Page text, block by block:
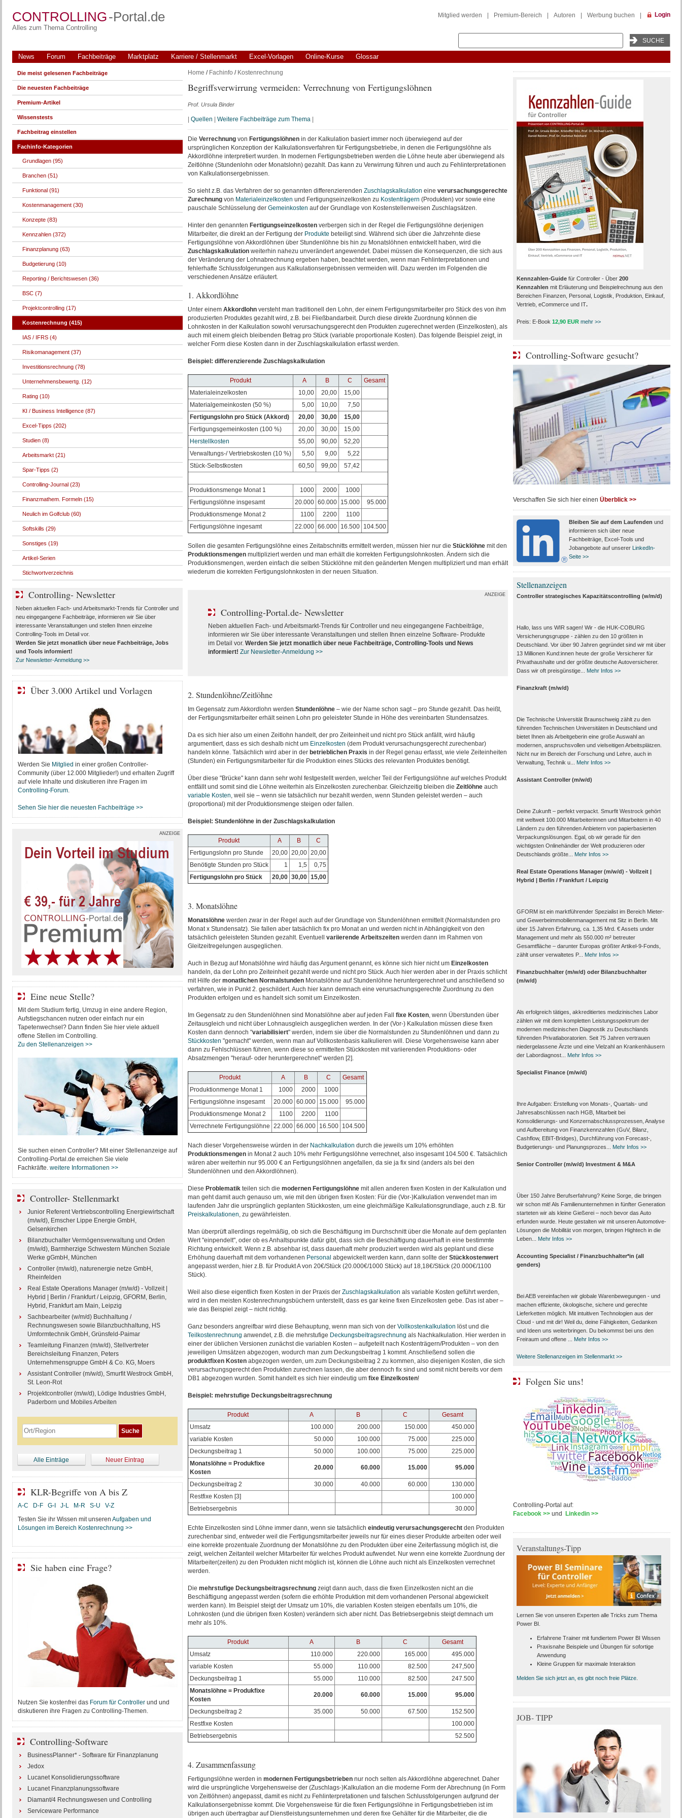
CONTROLLING-Portal.de
Alles zum Thema Controlling
Mitglied werden Premium-Bereich Autoren Werbung buchen Login
News Forum Fachbeiträge Marktplatz Karriere / Stellenmarkt Excel-Vorlagen Online-Kurse Glossar
Home / Fachinfo / Kostenrechnung
Begriffsverwirrung vermeiden: Verrechnung von Fertigungslöhnen
Prof. Ursula Binder
Quellen Weitere Fachbeiträge zum Thema
Die Verrechnungvon Fertigungslöhnenin der Kalkulation basiert immer noch überwiegend auf der
ursprünglichen Konzeption der Kalkulationsverfahren für Fertigungsbetriebe, in denen die Fertigungslöhne als
Akkordlöhne interpretiert wurden. In modernen Fertigungsbetrieben werden die Löhne heute aber überwiegend als
Zeitlöhne (Stundenlohn oder Monatslohn) gezahlt. Das kann zu Verwirrung führen und auch zu Fehlinterpretationen
von Kalkulationsergebnissen.
So sieht z.B. das Verfahren der so genannten differenzierenden Zuschlagskalkulation eine verursachungsgerechte
Zurechnungvon Materialeinzelkosten und Fertigungseinzelkosten zu Kostenträgern (Produkten) vor sowie eine
pauschale Schlüsselung der Gemeinkosten auf der Grundlage von Kostenstellenweisen Zuschlagsätzen.
Hinter den genannten Fertigungseinzelkostenverbergen sich in der Regel die Fertigungslöhne derjenigen
Mitarbeiter, die direkt an der Fertigung der Produkte beteiligt sind. Während sich über die Jahrzehnte diese
Fertigungslöhne von Akkordlöhnen über Stundenlöhne bis hin zu Monatslöhnen entwickelt haben, wird die
Zuschlagskalkulationweiterhin nahezu unverändert angewendet. Dabei müssen die Konsequenzen, die sich aus
der Veränderung der Lohnabrechnung ergeben haben, beachtet werden, wenn man Fehlinterpretationen und
fehlerhafte Schlussfolgerungen aus Kalkulationsergebnissen vermeiden will. Dazu werden im Folgenden die
verschiedenen Ansätze erläutert.
1. Akkordlöhne
Unter einem Akkordlohnversteht man traditionell den Lohn, der einem Fertigungsmitarbeiter pro Stück des von ihm
produzierten Produktes gezahlt wird, z.B. bei Fließbandarbeit. Durch diese direkte Zuordnung können die
Lohnkosten in der Kalkulation sowohl verursachungsgerecht den Produkten zugerechnet werden (Einzelkosten), als
auch mit einem gleich bleibenden Betrag pro Stück (variable proportionale Kosten). Das folgende Beispiel zeigt, in
welcher Form diese Kosten dann in der Zuschlagskalkulation erfasst werden.
Beispiel: differenzierende Zuschlagskalkulation
Produkt A B C
Gesamt
Materialeinzelkosten
10,00 20,00
15,00
Materialgemeinkosten (50 %)
5,00 10,00
7,50
Fertigungslohn pro Stück (Akkord)
20,00 30,00
15,00
Fertigungsgemeinkosten (100 %)
20,00 30,00
15,00
Herstellkosten
55,00 90,00
52,20
Verwaltungs-/ Vertriebskosten (10 %)
5,50 9,00
5,22
Stück-Selbstkosten
60,50 99,00 57,42
Produktionsmenge Monat 1 1000 2000
1000
Fertigungslöhne insgesamt
20.000 60.000 15.000
95.000
Produktionsmenge Monat 2
1100 2200
1100
Fertigungslöhne ingesamt
22.000 66.000 16.500 104.500
Sollen die gesamten Fertigungslöhne eines Zeitabschnitts ermittelt werden, müssen hier nur die Stücklöhnemit den
Produktionsmengenmultipliziert werden und man erhält die korrekten Fertigungslohnkosten. Ändern sich die
Produktionsmengen, werden einfach die selben Stücklöhne mit den geänderten Mengen multipliziert und man erhält
wiederum die korrekten Fertigungslohnkosten in der neuen Situation.
ANZEIGE
Controlling-Portal.de- Newsletter
Neben aktuellen Fach- und Arbeitsmarkt-Trends für Controller und neu eingegangene Fachbeiträge,
informieren wir Sie über interessante Veranstaltungen und stellen Ihnen einzelne Software- Produkte
im Detail vor. Werden Sie jetzt monatlich über neue Fachbeiträge, Controlling-Tools und News
informiert! Zur Newsletter-Anmeldung >>
2. Stundenlöhne/Zeitlöhne
Im Gegensatz zum Akkordlohn werden Stundenlöhne– wie der Name schon sagt – pro Stunde gezahlt. Das heißt,
der Fertigungsmitarbeiter erhält seinen Lohn pro geleisteter Stunde in Höhe des vereinbarten Stundensatzes.
Da es sich hier also um einen Zeitlohn handelt, der pro Zeiteinheit und nicht pro Stück anfällt, wird häufig
argumentiert, dass es sich deshalb nicht um Einzelkosten (dem Produkt verursachungsgerecht zurechenbar)
handeln könne. Tatsächlich wird aber in der betrieblichen Praxis in der Regel genau erfasst, wie viele Zeiteinheiten
(Stunden) ein Fertigungsmitarbeiter für die Produktion eines Stücks des relevanten Produktes benötigt.
Über diese "Brücke" kann dann sehr wohl festgestellt werden, welcher Teil der Fertigungslöhne auf welches Produkt
entfällt und somit sind die Löhne weiterhin als Einzelkosten zurechenbar. Gleichzeitig bleiben die Zeitlöhneauch
variable Kosten, weil sie – wenn sie tatsächlich nur bezahlt werden, wenn Stunden geleistet werden – auch
(proportional) mit der Produktionsmenge steigen oder fallen.
Beispiel: Stundenlöhne in der Zuschlagskalkulation
Produkt A B
C
Fertigungslohn pro Stunde
20,00 20,00 20,00
Benötigte Stunden pro Stück
1 1,5
0,75
Fertigungslohn pro Stück
20,00 30,00 15,00
3. Monatslöhne
Monatslöhnewerden zwar in der Regel auch auf der Grundlage von Stundenlöhnen ermittelt (Normalstunden pro
Monat x Stundensatz). Sie fallen aber tatsächlich fix pro Monat an und werden nicht in Abhängigkeit von den
tatsächlich geleisteten Stunden gezahlt. Eventuell variierende Arbeitszeitenwerden dann im Rahmen von
Gleitzeitregelungen ausgeglichen.
Auch in Bezug auf Monatslöhne wird häufig das Argument genannt, es könne sich hier nicht um Einzelkosten
handeln, da der Lohn pro Zeiteinheit gezahlt werde und nicht pro Stück. Auch hier werden aber in der Praxis schlicht
mit Hilfe der monatlichen NormalstundenMonatslöhne auf Stundenlöhne heruntergerechnet und anschließend so
verfahren, wie in Punkt 2. geschildert. Auch hier kann demnach eine verursachungsgerechte Zuordnung zu den
Produkten erfolgen und es handelt sich somit um Einzelkosten.
Im Gegensatz zu den Stundenlöhnen sind Monatslöhne aber auf jeden Fall fixe Kosten, wenn Überstunden über
Zeitausgleich und nicht über Lohnausgleich ausgeglichen werden. In der (Vor-) Kalkulation müssen diese fixen
Kosten dann dennoch "variabilisiert" werden, indem sie über die Normalstunden zu Stundenlöhnen und dann zu
Stückkosten "gemacht" werden, wenn man auf Vollkostenbasis kalkulieren will. Diese Vorgehensweise kann aber
dann zu Fehlschlüssen führen, wenn diese so ermittelten Stückkosten mit variierenden Produktions- oder
Absatzmengen "herauf- oder heruntergerechnet" werden [2].
Produkt A B C
Gesamt
Produktionmenge Monat 1
1000 2000
1000
Fertigungslöhne insgesamt
20.000 60.000 15.000
95.000
Produktionsmenge Monat 2
1100 2200
1100
Verrechnete Fertigungslöhne 22.000 66.000 16.500 104.500
Nach dieser Vorgehensweise würden in der Nachkalkulation durch die jeweils um 10% erhöhten
Produktionsmengenin Monat 2 auch 10% mehr Fertigungslöhne verrechnet, also insgesamt 104.500 €. Tatsächlich
wären aber weiterhin nur 95.000 € an Fertigungslöhnen angefallen, da sie ja fix sind (anders als bei den
Stundenlöhnen und den Akkordlöhnen).
Diese Problematikteilen sich die modernen Fertigungslöhnemit allen anderen fixen Kosten in der Kalkulation und
man geht damit auch genauso um, wie mit den übrigen fixen Kosten: Für die (Vor-)Kalkulation verwendet man im
laufenden Jahr die ursprünglich geplanten Stückkosten, um eine gleichmäßige Kalkulationsgrundlage, auch z.B. für
Preiskalkulationen, zu gewährleisten.
Man überprüft allerdings regelmäßig, ob sich die Beschäftigung im Durchschnitt über die Monate auf dem geplanten
Wert "einpendelt", oder ob es Anhaltspunkte dafür gibt, dass sich die Beschäftigung dauerhaft in eine bestimmte
Richtung entwickelt. Wenn z.B. absehbar ist, dass dauerhaft mehr produziert werden wird als geplant und diese
Erhöhung dauerhaft mit dem vorhandenen Personal abgewickelt werden kann, dann sollte der Stückkostenwert
angepasst werden, hier z.B. für Produkt A von 20€/Stück (20.000€/1000 Stück) auf 18,18€/Stück (20.000€/1100
Stück).
Weil also diese eigentlich fixen Kosten in der Praxis der Zuschlagskalkulation als variable Kosten geführt werden,
wird in den meisten Kostenrechnungsbüchern unterstellt, dass es gar keine fixen Einzelkosten gebe. Das ist aber –
wie das Beispiel zeigt – nicht richtig.
Ganz besonders angreifbar wird diese Behauptung, wenn man sich von der Vollkostenkalkulation löst und die
Teilkostenrechnung anwendet, z.B. die mehrstufige Deckungsbeitragsrechnung als Nachkalkulation. Hier werden in
einer der üblichen Versionen zunächst die variablen Kosten – aufgeteilt nach Kostenträgern/Produkten – von den
jeweiligen Umsätzen abgezogen, wodurch man zum Deckungsbeitrag 1 kommt. Anschließend sollen die
produktfixen Kostenabgezogen werden, um zum Deckungsbeitrag 2 zu kommen, also diejenigen Kosten, die sich
verursachungsgerecht den Produkten zurechnen lassen, die aber dennoch fix sind und somit nicht bereits vor dem
DB1 abgezogen wurden. Somit handelt es sich hier eindeutig um fixe Einzelkosten!
Beispiel: mehrstufige Deckungsbeitragsrechnung
Produkt A B C
Gesamt
Umsatz
100.000 200.000 150.000
450.000
variable Kosten
50.000 100.000 75.000
225.000
Deckungsbeitrag 1
50.000 100.000 75.000
225.000
Monatslöhne = Produkfixe
Kosten
20.000 60.000 15.000 95.000
Deckungsbeitrag 2 30.000 40.000 60.000
130.000
Restfixe Kosten [3]
100.000
Betriebsergebnis
30.000
Echte Einzelkosten sind Löhne immer dann, wenn sie tatsächlich eindeutig verursachungsgerechtden Produkten
zurechenbar sind, entweder weil die Fertigungsmitarbeiter jeweils nur für eines dieser Produkte arbeiten oder weil
eine korrekte prozentuale Zuordnung der Monatslöhne zu den Produkten über eine Zeiterfassung möglich ist, die
zeigt, welchen Zeitanteil welcher Mitarbeiter für welches Produkt aufwendet. Nur wenn eine korrekte Zuordnung der
Mitarbeiter(zeiten) zu den Produkten nicht möglich ist, können die Löhne auch nicht als Einzelkosten verrechnet
werden.
Die mehrstufige Deckungsbeitragsrechnungzeigt dann auch, dass die fixen Einzelkosten nicht an die
Beschäftigung angepasst werden (sofern die erhöhte Produktion mit dem vorhandenen Personal abgewickelt
werden kann). Im Beispiel steigt der Umsatz um 10%, die variablen Kosten steigen ebenfalls um 10%, die
Lohnkosten (und die übrigen fixen Kosten) verändern sich aber nicht. Das Betriebsergebnis steigt demnach um
mehr als 10%.
Produkt A B C
Gesamt
Umsatz
110.000 220.000 165.000
495.000
variable Kosten
55.000 110.000 82.500
247,500
Deckungsbeitrag 1
55.000 110.000 82.500
247.500
Monatslöhne = Produkfixe
Kosten
20.000 60.000 15.000 95.000
Deckungsbeitrag 2 35.000 50.000 67.500
152.500
Restfixe Kosten
100.000
Betriebsergebnis
52.500
4. Zusammenfassung
Fertigungslöhne werden in modernen Fertigungsbetriebennur noch selten als Akkordlöhne abgerechnet. Daher
wird die ursprüngliche Vorgehensweise der (Zuschlags-)Kalkulation an die moderne Form der Abrechnung (in Form
von Zeitlöhnen) angepasst, damit es nicht zu Fehlinterpretationen und falschen Schlussfolgerungen aufgrund der
Kalkulationsergebnisse kommt. Die Vorgehensweise für die fixen Fertigungslöhne in Fertigungsbetrieben ist im
übrigen auch übertragbar auf Dienstleistungsunternehmen und deren fixe Gehälter für die Mitarbeiter, die die
Die meist gelesenen Fachbeiträge
Die neuesten Fachbeiträge
Premium-Artikel
Wissenstests
Fachbeitrag einstellen
Fachinfo-Kategorien
Grundlagen (95)
Branchen (51)
Funktional (91)
Kostenmanagement (30)
Konzepte (83)
Kennzahlen (372)
Finanzplanung (63)
Budgetierung (10)
Reporting / Berichtswesen (36)
BSC (7)
Projektcontrolling (17)
Kostenrechnung (415)
IAS / IFRS (4)
Risikomanagement (37)
Investitionsrechnung (78)
Unternehmensbewertg. (12)
Rating (10)
KI / Business Intelligence (87)
Excel-Tipps (202)
Studien (8)
Arbeitsmarkt (21)
Spar-Tipps (2)
Controlling-Journal (23)
Finanzmathem. Formeln (15)
Neulich im Golfclub (60)
Softskills (29)
Sonstiges (19)
Artikel-Serien
Stichwortverzeichnis
Controlling- Newsletter
Neben aktuellen Fach- und Arbeitsmarkt-Trends für Controller und
neu eingegangene Fachbeiträge, informieren wir Sie über
interessante Veranstaltungen und stellen Ihnen einzelne
Controlling-Tools im Detail vor.
Werden Sie jetzt monatlich über neue Fachbeiträge, Jobs
und Toolsinformiert!
Zur Newsletter-Anmeldung >>
Über 3.000 Artikel und Vorlagen
Werden Sie Mitglied in einer großen Controller-
Community (über 12.000 Mitglieder!) und erhalten Zugriff
auf viele Inhalte und diskutieren ihre Fragen im
Controlling-Forum.
Sehen Sie hier die neuesten Fachbeiträge >>
ANZEIGE
Eine neue Stelle?
Mit dem Studium fertig, Umzug in eine andere Region,
Aufstiegschancen nutzen oder einfach nur ein
Tapetenwechsel? Dann finden Sie hier viele aktuell
offene Stellen im Controlling.
Zu den Stellenanzeigen >>
Sie suchen einen Controller? Mit einer Stellenanzeige auf
Controlling-Portal.de erreichen Sie viele
Fachkräfte. weitere Informationen >>
Controller- Stellenmarkt
Junior Referent Vertriebscontrolling Energiewirtschaft
(m/w/d), Emscher Lippe Energie GmbH,
Gelsenkirchen
Bilanzbuchalter Vermögensverwaltung und Orden
(m/w/d), Barmherzige Schwestern München Soziale
Werke gGmbH, München
Controller (m/w/d), naturenergie netze GmbH,
Rheinfelden
Real Estate Operations Manager (m/w/d) - Vollzeit |
Hybrid | Berlin / Frankfurt / Leipzig, GFORM, Berlin,
Hybrid, Frankfurt am Main, Leipzig
Sachbearbeiter (w/m/d) Buchhaltung /
Rechnungswesen sowie Bilanzbuchhaltung, HS
Umformtechnik GmbH, Grünsfeld-Paimar
Teamleitung Finanzen (m/w/d), Stellvertreter
Bereichsleitung Finanzen, Peters
Unternehmensgruppe GmbH & Co. KG, Moers
Assistant Controller (m/w/d), Smurfit Westrock GmbH,
St. Leon-Rot
Projektcontroller (m/w/d), Lödige Industries GmbH,
Paderborn und Mobiles Arbeiten
Alle Einträge Neuer Eintrag
KLR-Begriffe von A bis Z
A-C D-F G-I J-L M-R S-U
V-Z
Testen Sie ihr Wissen mit unseren Aufgaben und
Lösungen im Bereich Kostenrechnung >>
Sie haben eine Frage?
Nutzen Sie kostenfrei das Forum für Controllerund und
diskutieren ihre Fragen zu Controlling-Themen.
Controlling-Software
BusinessPlanner* - Software für Finanzplanung
Jedox
Lucanet Konsolidierungssoftware
Lucanet Finanzplanungssoftware
Diamant/4 Rechnungswesen und Controlling
Serviceware Performance
Kennzahlen-Guidefür Controller - Über 200
Kennzahlen mit Erläuterung und Beispielrechnung aus den
Bereichen Finanzen, Personal, Logistik, Produktion, Einkauf,
Vertrieb, eCommerce und IT.
Preis: E-Book 12,90 EUR mehr >>
Controlling-Software gesucht?
Verschaffen Sie sich hier einen Überblick >>
Bleiben Sie auf dem Laufenden und
informieren sich über neue
Fachbeiträge, Excel-Tools und
Jobangebote auf unserer LinkedIn-
Seite >>
Stellenanzeigen
Controller strategisches Kapazitätscontrolling (w/m/d)
Hallo, lass uns WIR sagen! Wir - die HUK-COBURG
Versicherungsgruppe - zählen zu den 10 größten in
Deutschland. Vor über 90 Jahren gegründet sind wir mit über
13 Millionen Kund:innen heute der große Versicherer für
Privathaushalte und der größte deutsche Autoversicherer.
Dass wir oft preisgünstige...
Mehr Infos >>
Finanzkraft (m/w/d)
Die Technische Universität Braunschweig zählt zu den
führenden Technischen Universitäten in Deutschland und
bietet Ihnen als Arbeit­geberin eine große Auswahl an
modernen, anspruchsvollen und vielseitigen Arbeits­plätzen.
Nicht nur im Bereich der Forschung und Lehre, auch in
Verwaltung, Technik u...
Mehr Infos >>
Assistant Controller (m/w/d)
Deine Zukunft – perfekt verpackt. Smurfit Westrock gehört
mit weltweit 100.000 Mitarbeiter­innen und Mitarbeitern in 40
Ländern zu den führenden Anbietern von papier­basierten
Verpackungs­lösungen. Egal, ob wir gerade für den
wichtigsten Onlinehändler der Welt produzieren oder
Deutschlands größte...
Mehr Infos >>
Real Estate Operations Manager (m/w/d) - Vollzeit |
Hybrid | Berlin / Frankfurt / Leipzig
GFORM ist ein marktführender Spezialist im Bereich Mieter-
und Gewerbeimmobilienmanagement mit Sitz in Berlin. Mit
über 15 Jahren Erfahrung, ca. 1,35 Mrd. € Assets under
Management und mehr als 550.000 m² betreuter
Gesamtfläche – darunter Europas größter Artikel-9-Fonds,
zählt unser verwaltetes P...
Mehr Infos >>
Finanzbuchhalter (m/w/d) oder Bilanzbuchhalter
(m/w/d)
Als erfolgreich tätiges, akkreditiertes medizinisches Labor
zählen wir mit dem kompletten Leistungs­spektrum der
modernen medizinischen Diagnostik zu Deutschlands
führenden Privat­laboratorien. Seit 75 Jahren vertrauen
nieder­gelassene Ärzte und eine Vielzahl an Kranken­häusern
der Labor­diagnost...
Mehr Infos >>
Specialist Finance (m/w/d)
Ihre Aufgaben: Erstellung von Monats‑, Quartals‑ und
Jahresabschlüssen nach HGB, Mitarbeit bei
Konsolidierungs‑ und Konzernabschlussprozessen, Analyse
und Aufbereitung von Finanzkennzahlen (GuV, Bilanz,
Cashflow, EBIT-Bridges), Durchführung von Forecast‑,
Budgetierungs‑ und Planungsprozes...
Mehr Infos >>
Senior Controller (m/w/d) Investment & M&A
Über 150 Jahre Berufserfahrung? Keine Sorge, die bringen
wir schon mit! Als Familienunternehmen in fünfter Generation
starteten wir als kleine Gießerei – noch bevor das Auto
erfunden wurde. Heute gestalten wir mit unseren Automotive-
Lösungen die Mobilität von morgen, bringen Hightech in die
Leben...
Mehr Infos >>
Accounting Specialist / Finanzbuchhalter*in (all
genders)
Bei AEB vereinfachen wir globale Warenbewegungen - und
machen effiziente, ökologische, sichere und gerechte
Lieferketten möglich. Mit intuitiven Technologien aus der
Cloud - und mit dir! Weil du, deine Fähigkeiten, Gedanken
und Ideen uns weiterbringen. Du bekommst bei uns den
Freiraum und offene ...
Mehr Infos >>
Weitere Stellenanzeigen im Stellenmarkt >>
Folgen Sie uns!
Controlling-Portal auf:
Facebook >>und Linkedin >>
Veranstaltungs-Tipp
Lernen Sie von unseren Experten alle Tricks zum Thema
Power BI.
Erfahrene Trainer mit fundiertem Power BI Wissen
Praxisnahe Beispiele und Übungen für sofortige
Anwendung
Kleine Gruppen für maximale Interaktion
Melden Sie sich jetzt an, es gibt noch freie Plätze.
JOB- TIPP